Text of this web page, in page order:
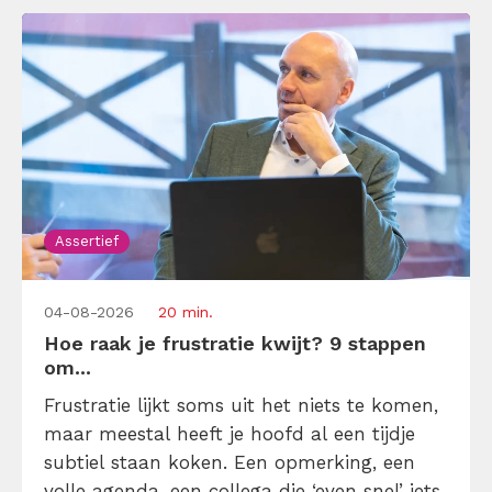
Assertief
04-08-2026 20 min.
Hoe raak je frustratie kwijt? 9 stappen
om...
Frustratie lijkt soms uit het niets te komen,
maar meestal heeft je hoofd al een tijdje
subtiel staan koken. Een opmerking, een